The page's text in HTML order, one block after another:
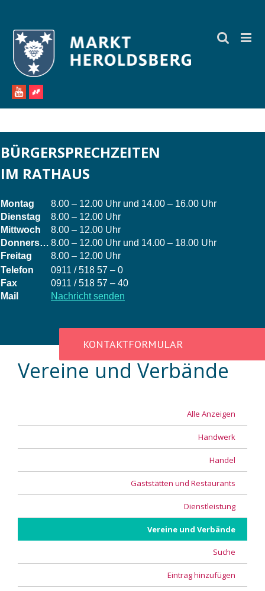
springen
BÜRGERSPRECHZEITEN
IM RATHAUS
Montag
8.00 – 12.00 Uhr und 14.00 – 16.00 Uhr
Dienstag
8.00 – 12.00 Uhr
Mittwoch
8.00 – 12.00 Uhr
Donnerstag 8.00 – 12.00 Uhr und 14.00 – 18.00 Uhr
Freitag
8.00 – 12.00 Uhr
Telefon
0911 / 518 57 – 0
Fax
0911 / 518 57 – 40
Mail
Nachricht senden
KONTAKTFORMULAR
Vereine und Verbände
Alle Anzeigen
Handwerk
Handel
Gaststätten und Restaurants
Dienstleistung
Vereine und Verbände
Suche
Eintrag hinzufügen